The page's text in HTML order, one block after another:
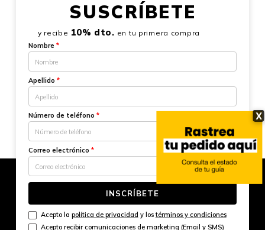
X
SUSCRÍBETE
y recibe 10% dto. en tu primera compra
Nombre *
Apellido *
Número de teléfono *
Correo electrónico *
INSCRÍBETE
Acepto la política de privacidad y lostérminos y condiciones
Acepto recibir comunicaciones de marketing (Email y SMS)